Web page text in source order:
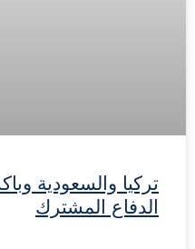
تركيا والسعودية
الدفاع المشترك